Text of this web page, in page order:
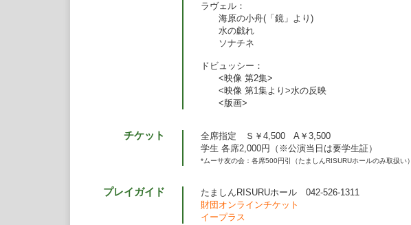
ラヴェル：
海原の小舟(「鏡」より)
水の戯れ
ソナチネ
ドビュッシー：
<映像 第2集>
<映像 第1集より>水の反映
<版画>
チケット
全席指定 Ｓ￥4,500 A￥3,500
学生 各席2,000円（※公演当日は要学生証）
*ムーサ友の会：各席500円引（たましんRISURUホールのみ取扱い）
プレイガイド
たましんRISURUホール 042-526-1311
財団オンラインチケット
イープラス